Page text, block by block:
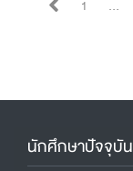
1 …
นักศึกษาปัจจุบัน